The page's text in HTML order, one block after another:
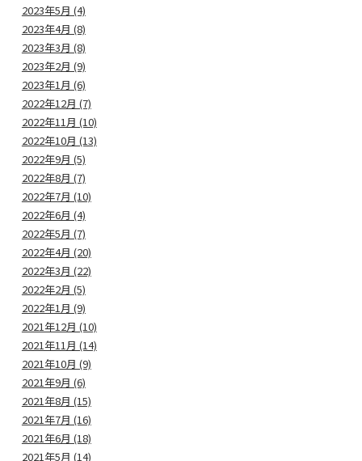
2023年5月 (4)
2023年4月 (8)
2023年3月 (8)
2023年2月 (9)
2023年1月 (6)
2022年12月 (7)
2022年11月 (10)
2022年10月 (13)
2022年9月 (5)
2022年8月 (7)
2022年7月 (10)
2022年6月 (4)
2022年5月 (7)
2022年4月 (20)
2022年3月 (22)
2022年2月 (5)
2022年1月 (9)
2021年12月 (10)
2021年11月 (14)
2021年10月 (9)
2021年9月 (6)
2021年8月 (15)
2021年7月 (16)
2021年6月 (18)
2021年5月 (14)